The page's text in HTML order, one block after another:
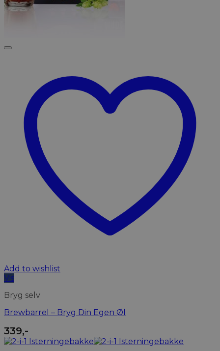
Add to wishlist
Vis
Bryg selv
Brewbarrel – Bryg Din Egen Øl
339,-